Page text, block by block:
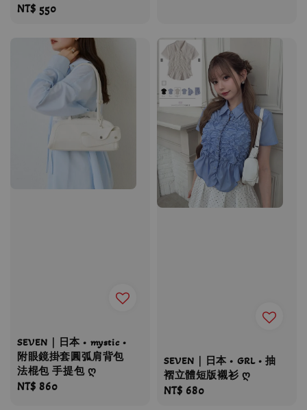
Regular
NT$ 550
SEVEN｜日本 • mystic •
附眼鏡掛套圓弧肩背包
法棍包 手提包 ღ
Regular
NT$ 860
SEVEN｜日本 • GRL • 抽
褶立體短版襯衫 ღ
Regular
NT$ 680